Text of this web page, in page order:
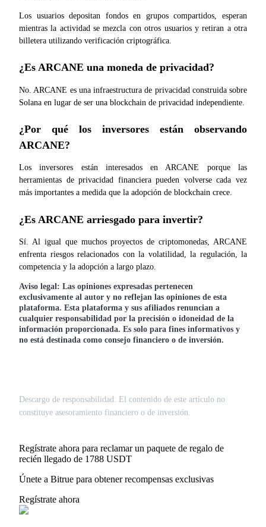
Los usuarios depositan fondos en grupos compartidos, esperan
mientras la actividad se mezcla con otros usuarios y retiran a otra
billetera utilizando verificación criptográfica.
¿Es ARCANE una moneda de privacidad?
No. ARCANE es una infraestructura de privacidad construida sobre
Solana en lugar de ser una blockchain de privacidad independiente.
¿Por qué los inversores están observando
ARCANE?
Los inversores están interesados en ARCANE porque las
herramientas de privacidad financiera pueden volverse cada vez
más importantes a medida que la adopción de blockchain crece.
¿Es ARCANE arriesgado para invertir?
Sí. Al igual que muchos proyectos de criptomonedas, ARCANE
enfrenta riesgos relacionados con la volatilidad, la regulación, la
competencia y la adopción a largo plazo.
Aviso legal: Las opiniones expresadas pertenecen
exclusivamente al autor y no reflejan las opiniones de esta
plataforma. Esta plataforma y sus afiliados renuncian a
cualquier responsabilidad por la precisión o idoneidad de la
información proporcionada. Es solo para fines informativos y
no está destinada como consejo financiero o de inversión.
Descargo de responsabilidad: El contenido de este artículo no
constituye asesoramiento financiero o de inversión.
Regístrate ahora para reclamar un paquete de regalo de
recién llegado de 1788 USDT
Únete a Bitrue para obtener recompensas exclusivas
Regístrate ahora